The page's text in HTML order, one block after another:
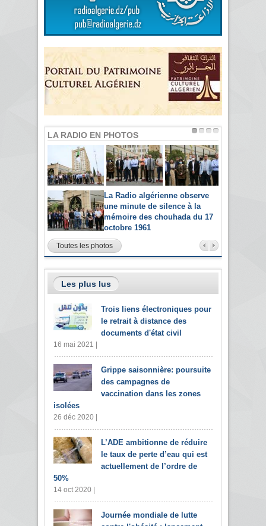
LA RADIO EN PHOTOS
La Radio algérienne observe
une minute de silence à la
mémoire des chouhada du 17
octobre 1961
Toutes les photos
Les plus lus
Trois liens électroniques pour
le retrait à distance des
documents d'état civil
16 mai 2021 |
Grippe saisonnière: poursuite
des campagnes de
vaccination dans les zones
isolées
26 déc 2020 |
L’ADE ambitionne de réduire
le taux de perte d’eau qui est
actuellement de l’ordre de
50%
14 oct 2020 |
Journée mondiale de lutte